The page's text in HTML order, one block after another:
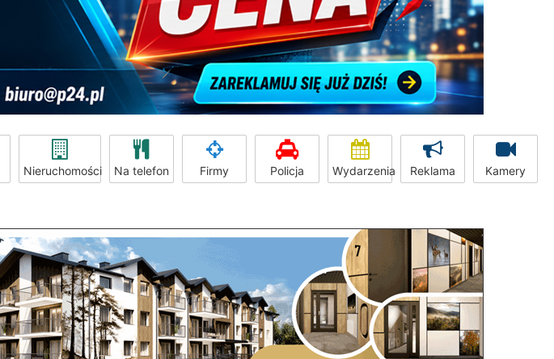
Nieruchomości Na telefon Firmy Policja Wydarzenia Reklama Kamery